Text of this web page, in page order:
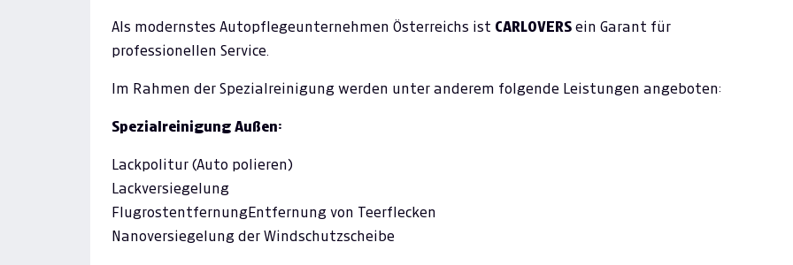
Als modernstes Autopflegeunternehmen Österreichs ist CARLOVERS ein Garant für
professionellen Service.
Im Rahmen der Spezialreinigung werden unter anderem folgende Leistungen angeboten:
Spezialreinigung Außen:
Lackpolitur (Auto polieren)
Lackversiegelung
FlugrostentfernungEntfernung von Teerflecken
Nanoversiegelung der Windschutzscheibe